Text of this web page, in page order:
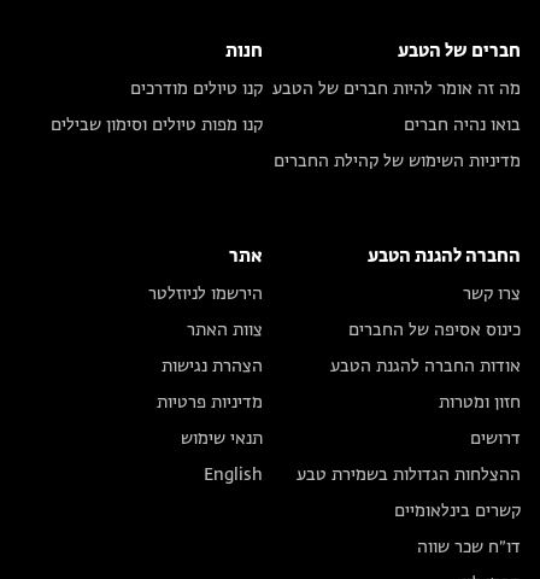
חברים של הטבע
מה זה אומר להיות חברים של הטבע
בואו נהיה חברים
מדיניות השימוש של קהילת החברים
חנות
קנו טיולים מודרכים
קנו מפות טיולים וסימון שבילים
החברה להגנת הטבע
צרו קשר
כינוס אסיפה של החברים
אודות החברה להגנת הטבע
חזון ומטרות
דרושים
ההצלחות הגדולות בשמירת טבע
קשרים בינלאומיים
דו״ח שכר שווה
אתר
הירשמו לניוזלטר
צוות האתר
הצהרת נגישות
מדיניות פרטיות
תנאי שימוש
English